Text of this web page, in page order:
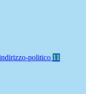
politico 11